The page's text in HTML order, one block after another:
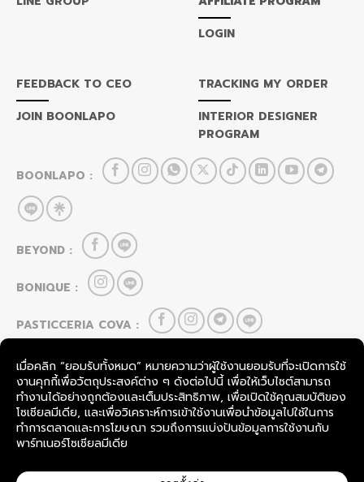
LOGIN
FEEDBACK TO CEO
JOIN BOONLAPO
TRACKING MY ORDER
INTERIOR DESIGNER
PROGRAM
BOONLAPO :
BEYOND :
BONIQUE :
PASTICCERIA COVA :
HOU CAI LEI :
FOOD & BEVERAGE
SevenRooms